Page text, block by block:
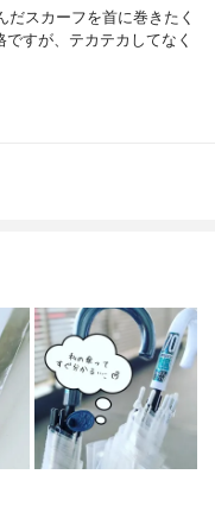
スカーフを首に巻きたく
すが、テカテカしてなく